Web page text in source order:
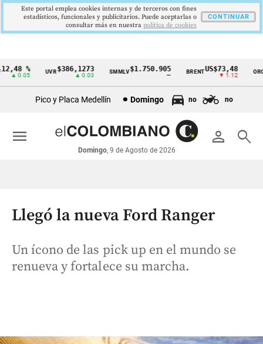
Cintillo
económicos
Colombia
%
▲ 0.05
UVR$386,1273
▲ 0.03
SMMLV$1.750.905 BRENTUS$73,48
▼ 1.12
ORO
Pico y Placa Medellín Domingo no no
person search
Domingo, 9 de Agosto de 2026
menu
Llegó la nueva Ford Ranger
Un ícono de las pick up en el mundo se
renueva y fortalece su marcha.
Este portal emplea cookies internas y de terceros con fines
estadísticos, funcionales y publicitarios. Puede aceptarlas o
consultar más en nuestra politica de cookies
CONTINUAR